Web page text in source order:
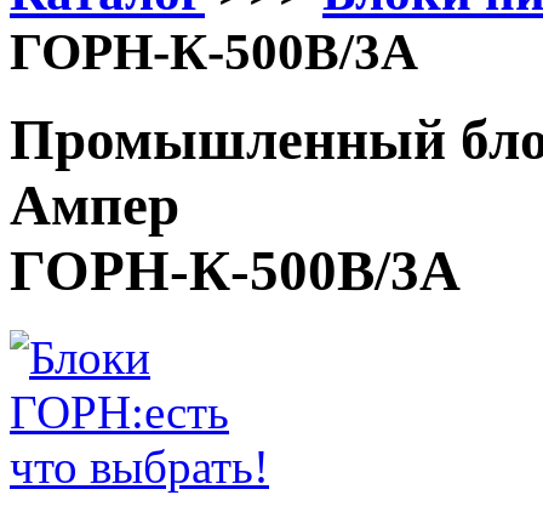
ГОРН-К-500В/3А
Промышленный
Ампер
ГОРН-К-500В/3А